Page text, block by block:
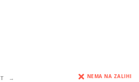
NEMA NA ZALIHI